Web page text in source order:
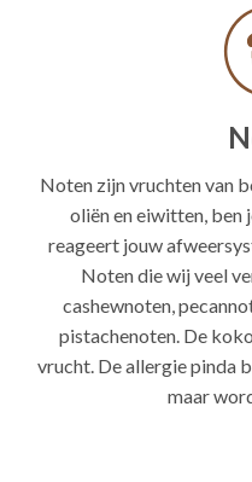
Noten zijn vruchten van
oliën en eiwitten, ben
reageert jouw
Noten die wij veel
cashewnoten,
pistachenoten. De
vrucht. De allergie pinda
maar